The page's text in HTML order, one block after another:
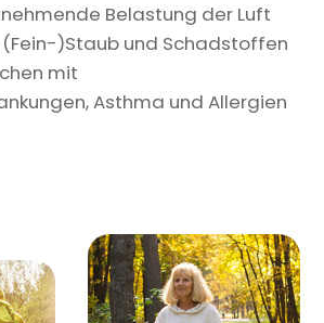
Belastung der Luft
)Staub und Schadstoffen
mit
Asthma und Allergien